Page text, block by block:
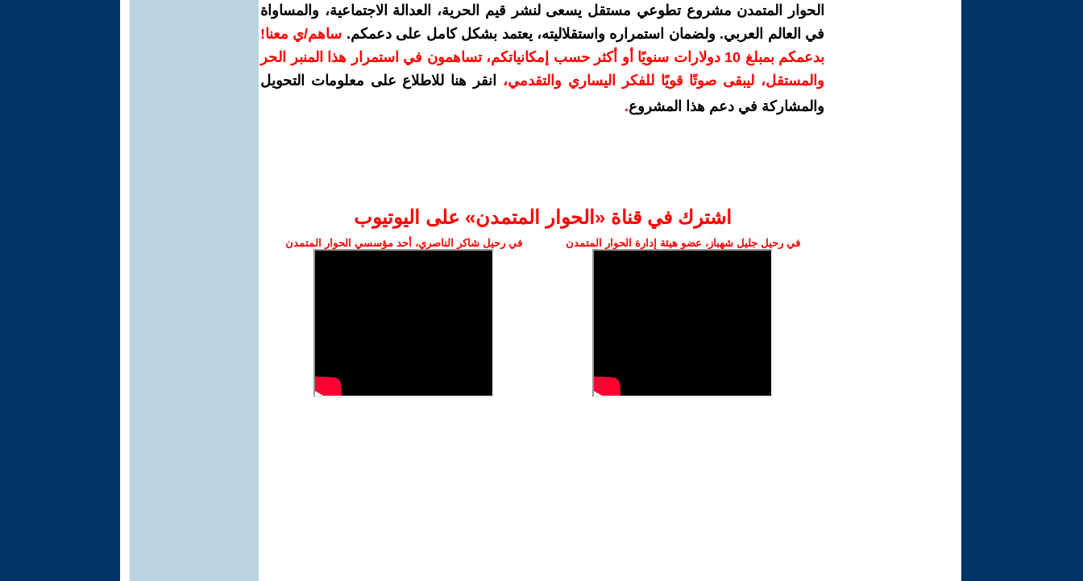
الحوار المتمدن مشروع تطوعي مستقل يسعى لنشر قيم الحرية، العدالة الاجتماعية، والمساواة
في العالم العربي. ولضمان استمراره واستقلاليته، يعتمد بشكل كامل على دعمكم. ساهم/ي معنا!
بدعمكم بمبلغ 10 دولارات سنويًا أو أكثر حسب إمكانياتكم، تساهمون في استمرار هذا المنبر الحر
والمستقل، ليبقى صوتًا قويًا للفكر اليساري والتقدمي،
انقر هنا للاطلاع على معلومات التحويل
والمشاركة في دعم هذا المشروع.
اشترك في قناة ‫«الحوار المتمدن» على اليوتيوب
في رحيل جليل شهباز، عضو هيئة إدارة الحوار المتمدن في رحيل شاكر الناصري، أحد مؤسسي الحوار المتمدن